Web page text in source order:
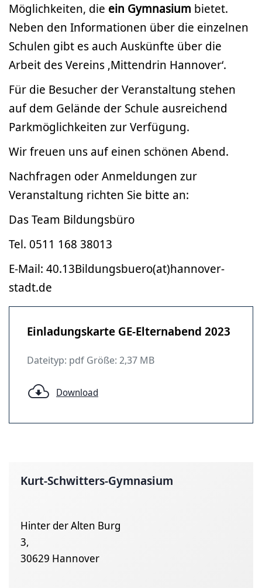
Möglichkeiten, die ein Gymnasium bietet.
Neben den Informationen über die einzelnen
Schulen gibt es auch Auskünfte über die
Arbeit des Vereins ‚Mittendrin Hannover‘.
Für die Besucher der Veranstaltung stehen
auf dem Gelände der Schule ausreichend
Parkmöglichkeiten zur Verfügung.
Wir freuen uns auf einen schönen Abend.
Nachfragen oder Anmeldungen zur
Veranstaltung richten Sie bitte an:
Das Team Bildungsbüro
Tel. 0511 168 38013
E-Mail: 40.13Bildungsbuero(at)hannover-
stadt.de
Einladungskarte GE-Elternabend 2023
Dateityp: pdf Größe: 2,37 MB
Download
Kurt-Schwitters-Gymnasium
Hinter der Alten Burg
3,
30629 Hannover